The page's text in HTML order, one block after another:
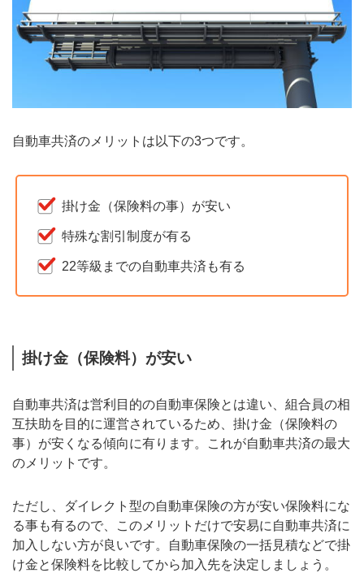
自動車共済のメリットは以下の3つです。
掛け金（保険料の事）が安い
特殊な割引制度が有る
22等級までの自動車共済も有る
掛け金（保険料）が安い
自動車共済は営利目的の自動車保険とは違い、組合員の相
互扶助を目的に運営されているため、掛け金（保険料の
事）が安くなる傾向に有ります。これが自動車共済の最大
のメリットです。
ただし、ダイレクト型の自動車保険の方が安い保険料にな
る事も有るので、このメリットだけで安易に自動車共済に
加入しない方が良いです。自動車保険の一括見積などで掛
け金と保険料を比較してから加入先を決定しましょう。